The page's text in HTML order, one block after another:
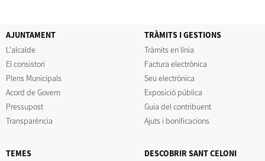
AJUNTAMENT
L'alcalde
El consistori
Plens Municipals
Acord de Govern
Pressupost
Transparència
TRÀMITS I GESTIONS
Tràmits en línia
Factura electrònica
Seu electrònica
Exposició pública
Guia del contribuent
Ajuts i bonificacions
TEMES
DESCOBRIR SANT CELONI